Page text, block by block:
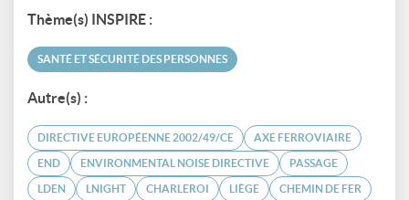
Thème(s) INSPIRE :
SANTÉ ET SÉCURITÉ DES PERSONNES
Autre(s) :
DIRECTIVE EUROPÉENNE 2002/49/CE AXE FERROVIAIRE
END ENVIRONMENTAL NOISE DIRECTIVE PASSAGE
LDEN LNIGHT CHARLEROI LIÈGE CHEMIN DE FER